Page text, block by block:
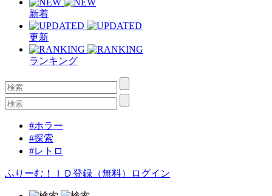
新着
更新
ランキング
#ホラー
#探索
#レトロ
ふりーむ！ＩＤ登録（無料） ログイン